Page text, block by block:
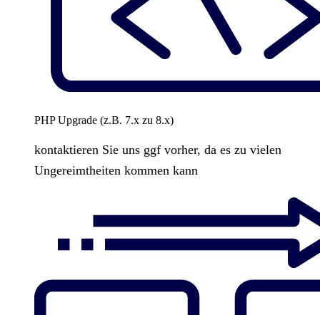
PHP Upgrade (z.B. 7.x zu 8.x)
kontaktieren Sie uns ggf vorher, da es zu vielen
Ungereimtheiten kommen kann